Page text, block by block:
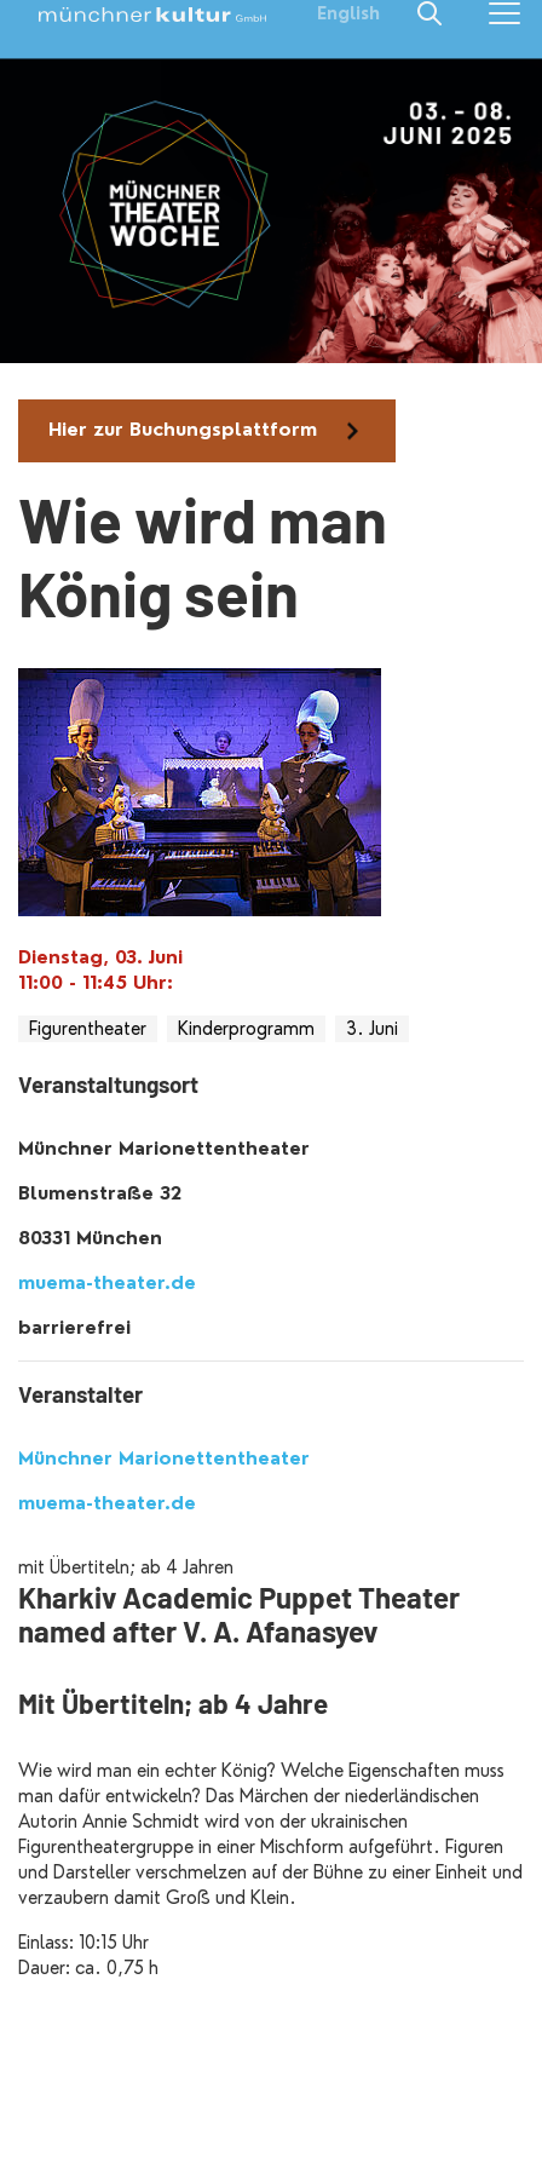
English
Hier zur Buchungsplattform
Wie wird man
König sein
Dienstag, 03. Juni
11:00 - 11:45 Uhr:
Figurentheater Kinderprogramm 3. Juni
Veranstaltungsort
Münchner Marionettentheater
Blumenstraße 32
80331 München
muema-theater.de
barrierefrei
Veranstalter
Münchner Marionettentheater
muema-theater.de
mit Übertiteln; ab 4 Jahren
Kharkiv Academic Puppet Theater
named after V. A. Afanasyev
Mit Übertiteln; ab 4 Jahre
Wie wird man ein echter König? Welche Eigenschaften muss
man dafür entwickeln? Das Märchen der niederländischen
Autorin Annie Schmidt wird von der ukrainischen
Figurentheatergruppe in einer Mischform aufgeführt. Figuren
und Darsteller verschmelzen auf der Bühne zu einer Einheit und
verzaubern damit Groß und Klein.
Einlass: 10:15 Uhr
Dauer: ca. 0,75 h